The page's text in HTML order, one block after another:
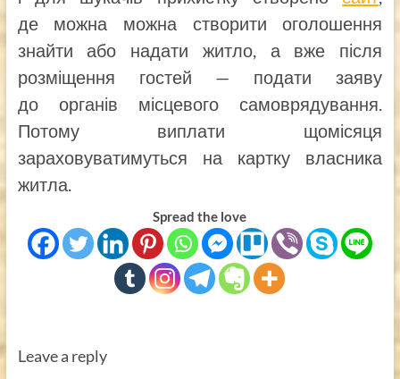
де можна можна створити оголошення
знайти або надати житло, а вже після
розміщення гостей — подати заяву
до органів місцевого самоврядування.
Потому виплати щомісяця
зараховуватимуться на картку власника
житла.
Spread the love
Leave a reply